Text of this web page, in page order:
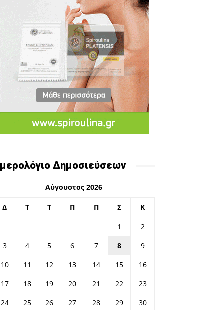
Δημοσιεύσεων
Αύγουστος 2026
Δ Τ Τ Π Π Σ Κ
1
2
3
4 5 6 7 8
9
10
11 12 13 14 15
16
17
18 19 20 21 22
23
24
25 26 27 28 29 30